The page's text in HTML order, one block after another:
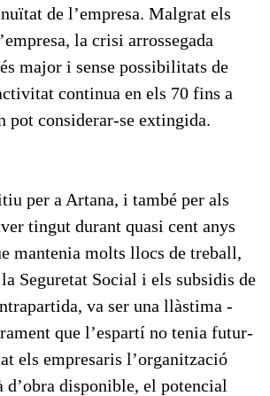
de l’empresa. Malgrat els
la crisi arrossegada
major i sense possibilitats de
continua en els 70 fins a
pot considerar-se extingida.
per a Artana, i també per als
tingut durant quasi cent anys
mantenia molts llocs de treball,
Seguretat Social i els subsidis de
va ser una llàstima -
que l’espartí no tenia futur-
els empresaris l’organització
disponible, el potencial